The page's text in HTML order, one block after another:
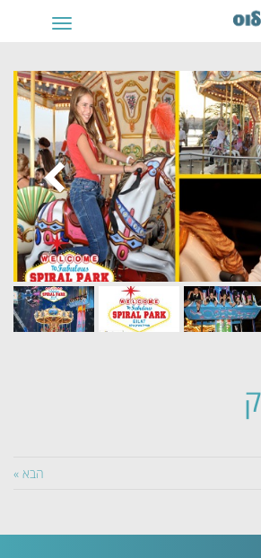
תפריט
הבא »